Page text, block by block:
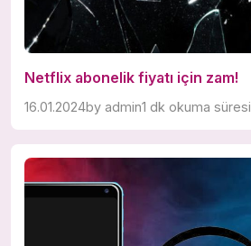
Netflix abonelik fiyatı için zam!
16.01.2024by admin1 dk okuma süresi